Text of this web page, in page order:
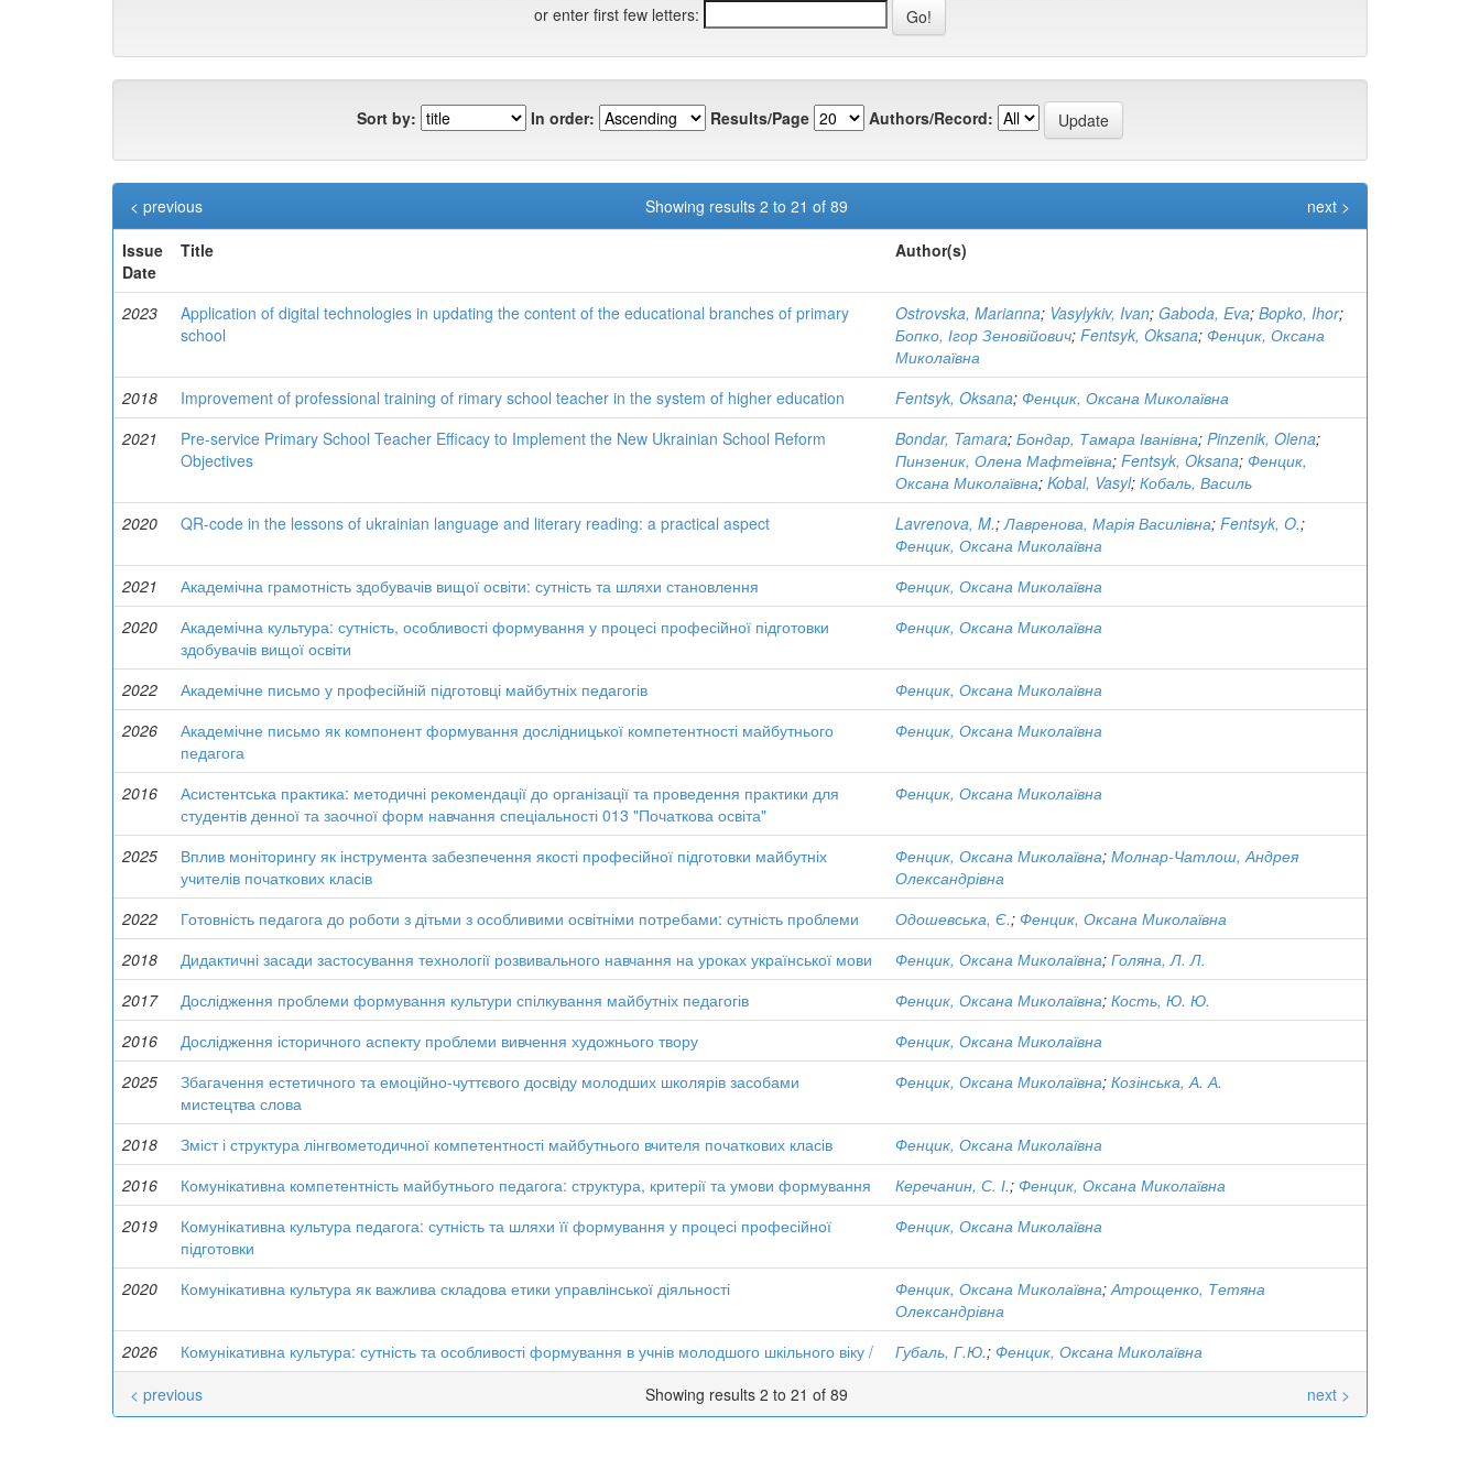
or enter first few letters:
Sort by: In order: Results/Page Authors/Record:
Showing results 2 to 21 of 89
< previous
next >
Issue
Date
Title Author(s)
2023
Application of digital technologies in updating the content of the educational branches of primary
school
Ostrovska, Marianna; Vasylykiv, Ivan; Gaboda, Eva; Bopko, Ihor;
Бопко, Ігор Зеновійович; Fentsyk, Oksana; Фенцик, Оксана
Миколаївна
2018
Improvement of professional training of rimary school teacher in the system of higher education Fentsyk, Oksana; Фенцик, Оксана Миколаївна
2021
Pre-service Primary School Teacher Efficacy to Implement the New Ukrainian School Reform
Objectives
Bondar, Tamara; Бондар, Тамара Іванівна; Pinzenik, Olena;
Пинзеник, Олена Мафтеївна; Fentsyk, Oksana; Фенцик,
Оксана Миколаївна; Kobal, Vasyl; Кобаль, Василь
2020
QR-code in the lessons of ukrainian language and literary reading: a practical aspect Lavrenova, M.;Лавренова, Марія Василівна; Fentsyk, O.;
Фенцик, Оксана Миколаївна
2021
Академічна грамотність здобувачів вищої освіти: сутність та шляхи становлення
Фенцик, Оксана Миколаївна
2020
Академічна культура: сутність, особливості формування у процесі професійної підготовки
здобувачів вищої освіти
Фенцик, Оксана Миколаївна
2022 Академічне письмо у професійній підготовці майбутніх педагогів
Фенцик, Оксана Миколаївна
2026
Академічне письмо як компонент формування дослідницької компетентності майбутнього
педагога
Фенцик, Оксана Миколаївна
2016
Асистентська практика: методичні рекомендації до організації та проведення практики для
студентів денної та заочної форм навчання спеціальності 013 "Початкова освіта"
Фенцик, Оксана Миколаївна
2025
Вплив моніторингу як інструмента забезпечення якості професійної підготовки майбутніх
учителів початкових класів
Фенцик, Оксана Миколаївна; Молнар-Чатлош, Андрея
Олександрівна
2022
Готовність педагога до роботи з дітьми з особливими освітніми потребами: сутність проблеми Одошевська, Є.; Фенцик, Оксана Миколаївна
2018
Дидактичні засади застосування технології розвивального навчання на уроках української мови Фенцик, Оксана Миколаївна; Голяна, Л. Л.
2017
Дослідження проблеми формування культури спілкування майбутніх педагогів Фенцик, Оксана Миколаївна; Кость, Ю. Ю.
2016
Дослідження історичного аспекту проблеми вивчення художнього твору
Фенцик, Оксана Миколаївна
2025
Збагачення естетичного та емоційно-чуттєвого досвіду молодших школярів засобами
мистецтва слова
Фенцик, Оксана Миколаївна; Козінська, А. А.
2018 Зміст і структура лінгвометодичної компетентності майбутнього вчителя початкових класів
Фенцик, Оксана Миколаївна
2016
Комунікативна компетентність майбутнього педагога: структура, критерії та умови формування Керечанин, С. І.; Фенцик, Оксана Миколаївна
2019
Комунікативна культура педагога: сутність та шляхи її формування у процесі професійної
підготовки
Фенцик, Оксана Миколаївна
2020 Комунікативна культура як важлива складова етики управлінської діяльності Фенцик, Оксана Миколаївна;Атрощенко, Тетяна
Олександрівна
2026
Комунікативна культура: сутність та особливості формування в учнів молодшого шкільного віку / Губаль, Г.Ю.; Фенцик, Оксана Миколаївна
Showing results 2 to 21 of 89
< previous next >